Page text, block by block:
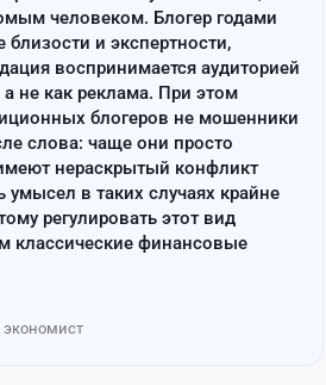
человеком. Блогер годами
и экспертности,
воспринимается аудиторией
а не как реклама. При этом
блогеров не мошенники
слова: чаще они просто
нераскрытый конфликт
умысел в таких случаях крайне
регулировать этот вид
классические финансовые